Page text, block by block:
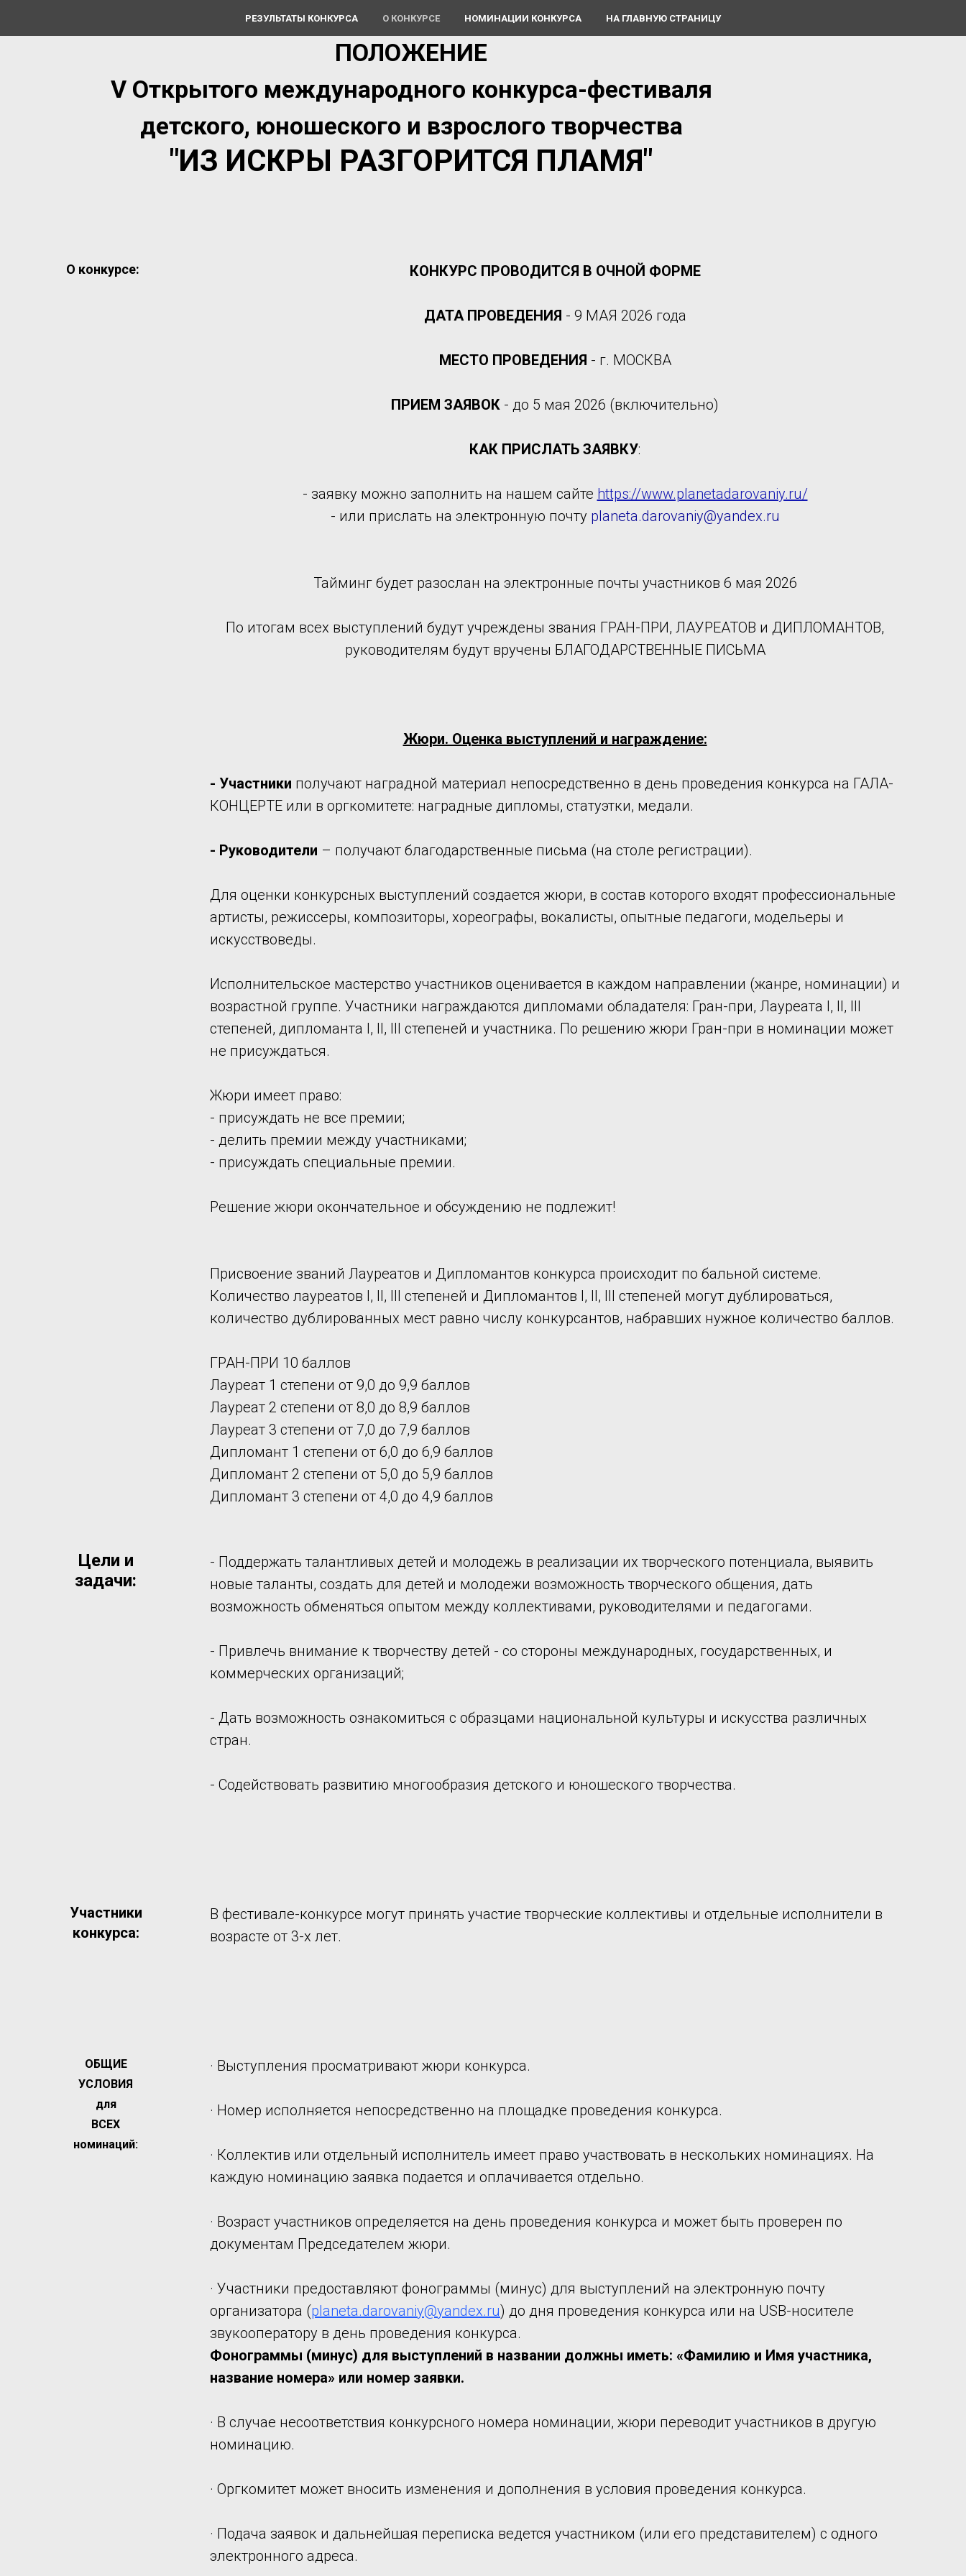
РЕЗУЛЬТАТЫ КОНКУРСА О КОНКУРСЕ НОМИНАЦИИ КОНКУРСА НА ГЛАВНУЮ СТРАНИЦУ
ПОЛОЖЕНИЕ
VОткрытого международного конкурса-фестиваля
детского, юношеского и взрослого творчества
"ИЗ ИСКРЫ РАЗГОРИТСЯ ПЛАМЯ"
О конкурсе: КОНКУРС ПРОВОДИТСЯ В ОЧНОЙ ФОРМЕ
ДАТА ПРОВЕДЕНИЯ - 9 МАЯ 2026 года
МЕСТО ПРОВЕДЕНИЯ - г. МОСКВА
ПРИЕМ ЗАЯВОК - до 5 мая 2026 (включительно)
КАК ПРИСЛАТЬ ЗАЯВКУ:
- заявку можно заполнить на нашем сайте https://www.planetadarovaniy.ru/
- или прислать на электронную почту planeta.darovaniy@yandex.ru
Тайминг будет разослан на электронные почты участников 6 мая 2026
По итогам всех выступлений будут учреждены звания ГРАН-ПРИ, ЛАУРЕАТОВ и ДИПЛОМАНТОВ,
руководителям будут вручены БЛАГОДАРСТВЕННЫЕ ПИСЬМА
Жюри. Оценка выступлений и награждение:
- Участники получают наградной материал непосредственно в день проведения конкурса на ГАЛА-
КОНЦЕРТЕ или в оргкомитете: наградные дипломы, статуэтки, медали.
- Руководители – получают благодарственные письма (на столе регистрации).
Для оценки конкурсных выступлений создается жюри, в состав которого входят профессиональные
артисты, режиссеры, композиторы, хореографы, вокалисты, опытные педагоги, модельеры и
искусствоведы.
Исполнительское мастерство участников оценивается в каждом направлении (жанре, номинации) и
возрастной группе. Участники награждаются дипломами обладателя: Гран-при, Лауреата I, II, III
степеней, дипломанта I, II, III степеней и участника. По решению жюри Гран-при в номинации может
не присуждаться.
Жюри имеет право:
- присуждать не все премии;
- делить премии между участниками;
- присуждать специальные премии.
Решение жюри окончательное и обсуждению не подлежит!
Присвоение званий Лауреатов и Дипломантов конкурса происходит по бальной системе.
Количество лауреатов I, II, III степеней и Дипломантов I, II, III степеней могут дублироваться,
количество дублированных мест равно числу конкурсантов, набравших нужное количество баллов.
ГРАН-ПРИ 10 баллов
Лауреат 1 степени от 9,0 до 9,9 баллов
Лауреат 2 степени от 8,0 до 8,9 баллов
Лауреат 3 степени от 7,0 до 7,9 баллов
Дипломант 1 степени от 6,0 до 6,9 баллов
Дипломант 2 степени от 5,0 до 5,9 баллов
Дипломант 3 степени от 4,0 до 4,9 баллов
Цели и
задачи:
- Поддержать талантливых детей и молодежь в реализации их творческого потенциала, выявить
новые таланты, создать для детей и молодежи возможность творческого общения, дать
возможность обменяться опытом между коллективами, руководителями и педагогами.
- Привлечь внимание к творчеству детей - со стороны международных, государственных, и
коммерческих организаций;
- Дать возможность ознакомиться с образцами национальной культуры и искусства различных
стран.
- Содействовать развитию многообразия детского и юношеского творчества.
Участники
конкурса:
В фестивале-конкурсе могут принять участие творческие коллективы и отдельные исполнители в
возрасте от 3-х лет.
ОБЩИЕ
УСЛОВИЯ
для
ВСЕХ
номинаций:
· Выступления просматривают жюри конкурса.
· Номер исполняется непосредственно на площадке проведения конкурса.
· Коллектив или отдельный исполнитель имеет право участвовать в нескольких номинациях. На
каждую номинацию заявка подается и оплачивается отдельно.
· Возраст участников определяется на день проведения конкурса и может быть проверен по
документам Председателем жюри.
· Участники предоставляют фонограммы (минус) для выступлений на электронную почту
организатора (planeta.darovaniy@yandex.ru) до дня проведения конкурса или на USB-носителе
звукооператору в день проведения конкурса.
Фонограммы (минус) для выступлений в названии должны иметь: «Фамилию и Имя участника,
название номера» или номер заявки.
· В случае несоответствия конкурсного номера номинации, жюри переводит участников в другую
номинацию.
· Оргкомитет может вносить изменения и дополнения в условия проведения конкурса.
· Подача заявок и дальнейшая переписка ведется участником (или его представителем) с одного
электронного адреса.